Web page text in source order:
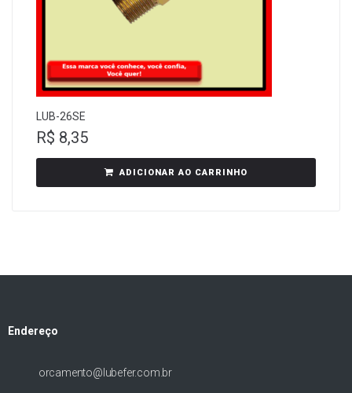
LUB-26SE
R$ 8,35
ADICIONAR AO CARRINHO
Endereço
orcamento@lubefer.com.br